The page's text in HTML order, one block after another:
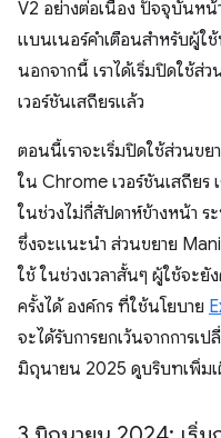
V2 อย่างต่อเนื่อง ปัจจุบันห
แบนเนอร์คำเตือนสำหรับผู้ใ
นอกจากนี้ เราได้เริ่มปิดใช้
เวอร์ชันเสถียรแล้ว
ตอนนี้เราจะเริ่มปิดใช้ส่วนข
ใน Chrome เวอร์ชันเสถียร
ในช่วงไม่กี่สัปดาห์ข้างหน้า ร
ซึ่งจะแนะนำ ส่วนขยาย
ใช้ ในช่วงเวลาสั้นๆ ผู้ใช้จะ
ครั้งได้ องค์กร ที่ใช้นโยบาย
จะได้รับการยกเว้นจากการเ
มิถุนายน 2025 ดูบริบทเพิ่มเ